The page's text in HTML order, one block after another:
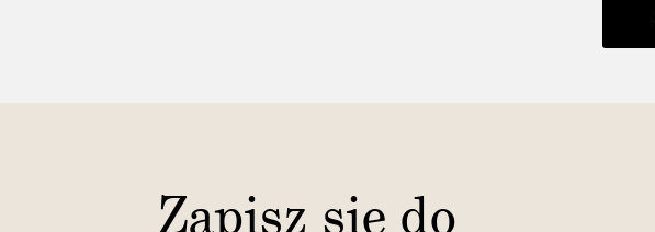
Zapisz się do